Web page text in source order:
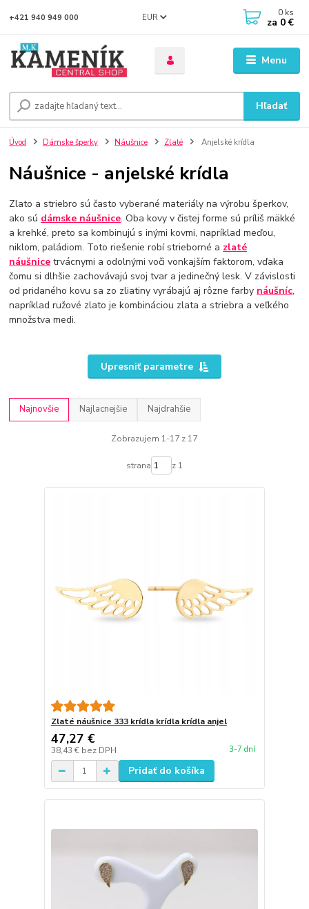
Menu
EUR
Hľadať
+421 940 949 000 0 ks
za 0 €
Úvod Dámske šperky Náušnice Zlaté Anjelské krídla
Náušnice - anjelské krídla
Zlato a striebro sú často vyberané materiály na výrobu šperkov,
ako sú dámske náušnice. Oba kovy v čistej forme sú príliš mäkké
a krehké, preto sa kombinujú s inými kovmi, napríklad meďou,
niklom, paládiom. Toto riešenie robí strieborné a zlaté
náušnice trvácnymi a odolnými voči vonkajším faktorom, vďaka
čomu si dlhšie zachovávajú svoj tvar a jedinečný lesk. V závislosti
od pridaného kovu sa zo zliatiny vyrábajú aj rôzne farby náušníc,
napríklad ružové zlato je kombináciou zlata a striebra a veľkého
množstva medi.
Upresniť parametre
Najnovšie Najlacnejšie Najdrahšie
Zobrazujem 1-17 z 17
strana z 1
Zlaté náušnice 333 krídla krídla krídla anjel
47,27 €
38,43 € bez DPH 3-7 dní
Pridať do košíka